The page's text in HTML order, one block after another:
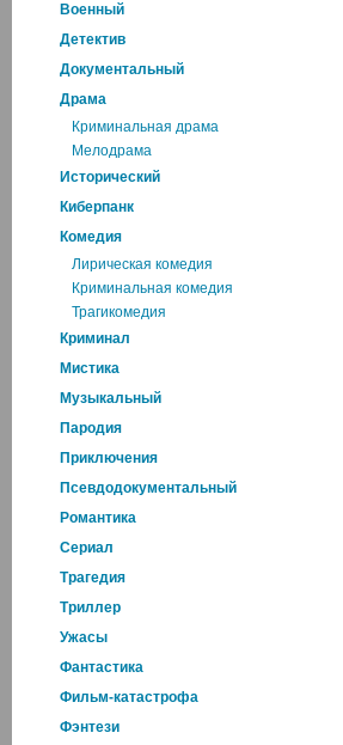
Военный
Детектив
Документальный
Драма
Криминальная драма
Мелодрама
Исторический
Киберпанк
Комедия
Лирическая комедия
Криминальная комедия
Трагикомедия
Криминал
Мистика
Музыкальный
Пародия
Приключения
Псевдодокументальный
Романтика
Cериал
Трагедия
Триллер
Ужасы
Фантастика
Фильм-катастрофа
Фэнтези